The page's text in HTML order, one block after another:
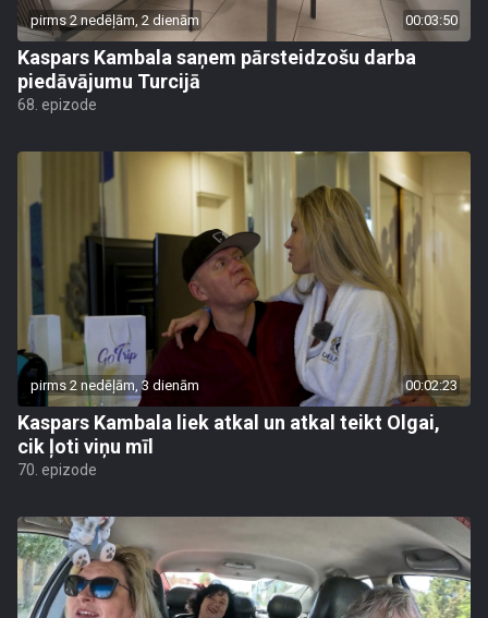
pirms 2 nedēļām, 2 dienām 00:03:50
Kaspars Kambala saņem pārsteidzošu darba
piedāvājumu Turcijā
68. epizode
pirms 2 nedēļām, 3 dienām 00:02:23
Kaspars Kambala liek atkal un atkal teikt Olgai,
cik ļoti viņu mīl
70. epizode